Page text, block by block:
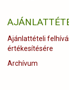
február
27.)
Ajánlattételi
értékesítésére
Archívum